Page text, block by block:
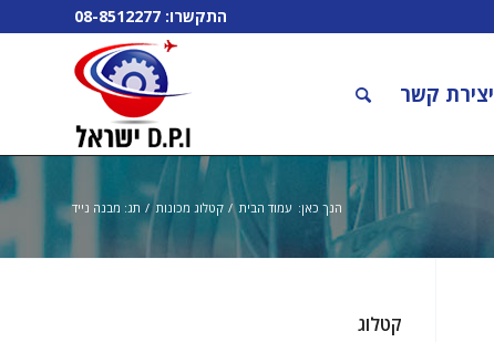
התקשרו: 08-8512277
יצירת קשר
הנך כאן: עמוד הבית / קטלוג מכונות / תג: מבנה נייד
קטלוג